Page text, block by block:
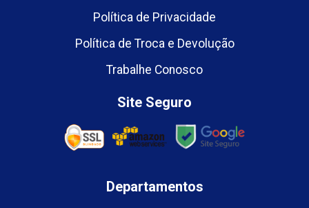
Política de Privacidade
Política de Troca e Devolução
Trabalhe Conosco
Site Seguro
Departamentos